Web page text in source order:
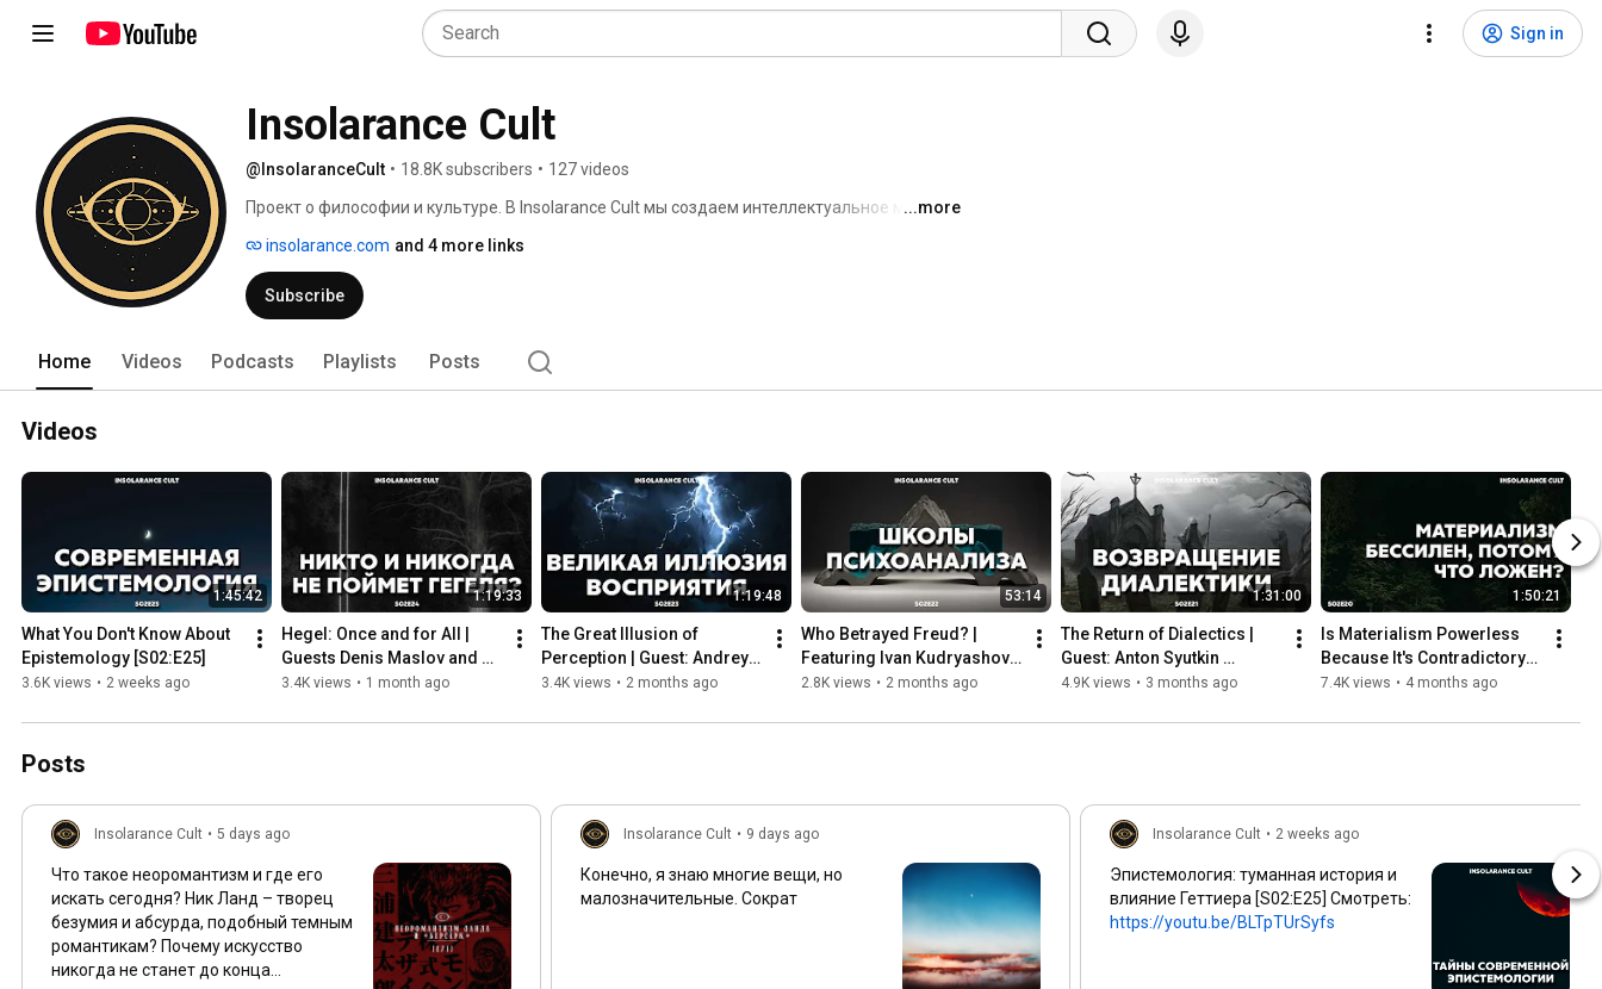
Sign in
Insolarance Cult
@InsolaranceCult • 18.8K subscribers • 127 videos
Проект о философии и культуре. В Insolarance Cult мы создаем интеллектуальное медиа
образуют феномены современности.
...more
insolarance.com and 4 more links
Subscribe
Home Videos Podcasts Playlists Posts
Videos
1:45:42
What You Don't Know About
Epistemology [S02:E25]
3.6K views • 2 weeks ago
1:19:33
Hegel: Once and for All |
Guests Denis Maslov and
Ivan Kudryashov [S02:E24]
3.4K views • 1 month ago
1:19:48
The Great Illusion of
Perception | Guest: Andrey
Kochenkov [S02:E23]
3.4K views • 2 months ago
53:14
Who Betrayed Freud? |
Featuring Ivan Kudryashov
[S02:E22]
2.8K views • 2 months ago
1:31:00
The Return of Dialectics |
Guest: Anton Syutkin
[S02:E21]
4.9K views • 3 months ago
1:50:21
Is Materialism Powerless
Because It's Contradictory?
| Guests: Taras Tarasenko
7.4K views • 4 months ago
Posts
Insolarance Cult • 5 days ago
Что такое неоромантизм и где его
искать сегодня? Ник Ланд – творец
безумия и абсурда, подобный темным
романтикам? Почему искусство
никогда не станет до конца
Insolarance Cult • 9 days ago
Конечно, я знаю многие вещи, но
малозначительные. Сократ
Insolarance Cult • 2 weeks ago
Эпистемология: туманная история и
влияние Геттиера [S02:E25] Смотреть:
https://youtu.be/BLTpTUrSyfs